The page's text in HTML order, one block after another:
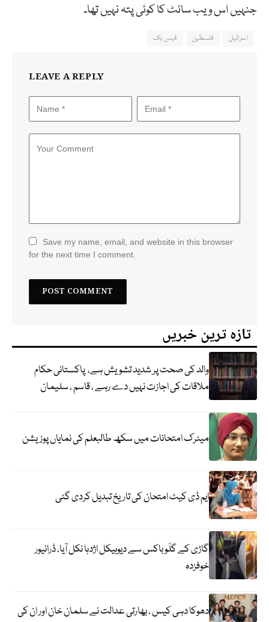
جنہیں اس ویب سائٹ کا کوئی پتہ نہیں تھا۔
اسرائیل فلسطین فیس بک
LEAVE A REPLY
Save my name, email, and website in this browser
for the next time I comment.
تازہ ترین خبریں
والد کی صحت پر شدید تشویش ہے، پاکستانی حکام
ملاقات کی اجازت نہیں دے رہے ، قاسم ، سلیمان
میٹرک امتحانات میں سکھ طالبعلم کی نمایاں پوزیشن
ایم ڈی کیٹ امتحان کی تاریخ تبدیل کردی گئی
گاڑی کے گلَو باکس سے دیوہیکل اژدہا نکل آیا، ڈرائیور
خوفزدہ
دھوکا دہی کیس ، بھارتی عدالت نے سلمان خان اور ان کی